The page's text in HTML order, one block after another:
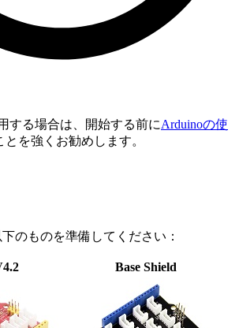
する場合は、開始する前にArduinoの使
を強くお勧めします。
下のものを準備してください：
Base Shield